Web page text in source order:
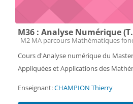
M36 : Analyse Numérique
Catégorie de cours
M2 MA parcours Mathématiques
Cours d'Analyse numérique du
Appliquées et Applications des
Enseignant:CHAMPION Thierry